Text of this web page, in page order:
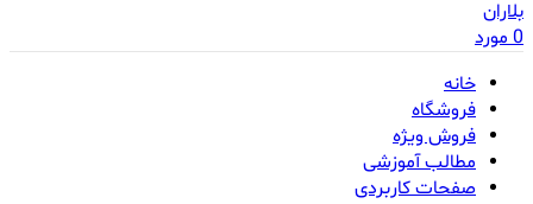
0مورد
خانه
فروشگاه
فروش ویژه
مطالب آموزشی
صفحات کاربردی